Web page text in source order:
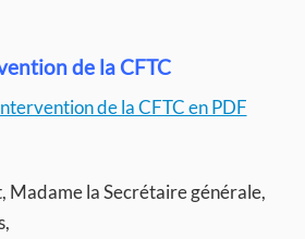
de la CFTC
de la CFTC en PDF
Madame la Secrétaire générale,